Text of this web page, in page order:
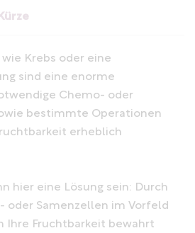
Krebs oder eine
sind eine enorme
Chemo- oder
bestimmte Operationen
erheblich
hier eine Lösung sein: Durch
oder Samenzellen im Vorfeld
Ihre Fruchtbarkeit bewahrt